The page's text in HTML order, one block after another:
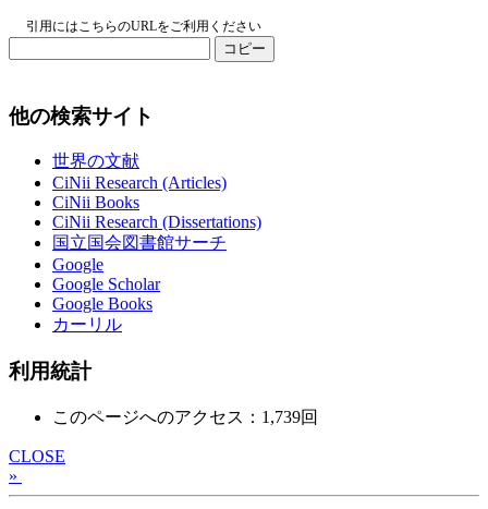
引用にはこちらのURLをご利用ください
コピー
他の検索サイト
世界の文献
CiNii Research (Articles)
CiNii Books
CiNii Research (Dissertations)
国立国会図書館サーチ
Google
Google Scholar
Google Books
カーリル
利用統計
このページへのアクセス：1,739回
CLOSE
»